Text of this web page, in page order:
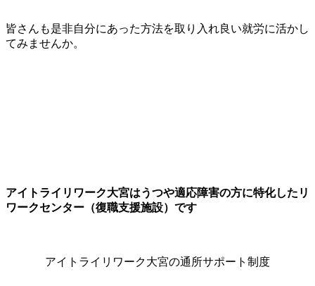
皆さんも是非自分にあった方法を取り入れ良い就労に活かし
てみませんか。
アイトライリワーク大宮はうつや適応障害の方に特化したリ
ワークセンター（復職支援施設）です
アイトライリワーク大宮の通所サポート制度